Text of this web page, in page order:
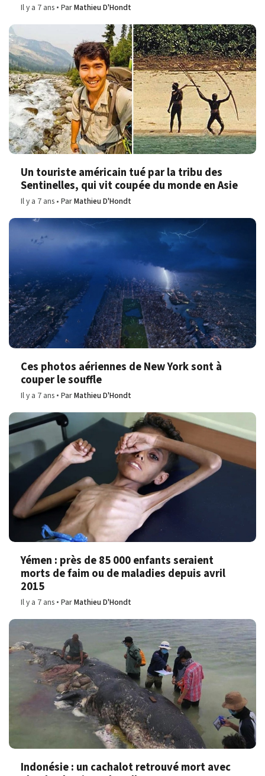
Il y a 7 ans ParMathieu D'Hondt
Un touriste américain tué par la tribu des
Sentinelles, qui vit coupée du monde en Asie
Il y a 7 ans ParMathieu D'Hondt
Ces photos aériennes de New York sont à
couper le souffle
Il y a 7 ans ParMathieu D'Hondt
Yémen : près de 85 000 enfants seraient
morts de faim ou de maladies depuis avril
2015
Il y a 7 ans ParMathieu D'Hondt
Indonésie : un cachalot retrouvé mort avec